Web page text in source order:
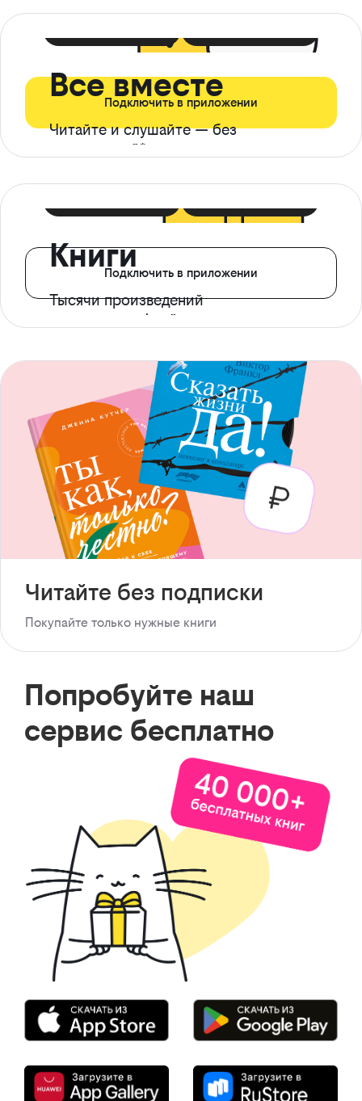
Все вместе
Читайте и слушайте — без
ограничений*
Подключить в приложении
Книги
Тысячи произведений
с доступом офлайн
Подключить в приложении
Читайте без подписки
Покупайте только нужные книги
Попробуйте наш
сервис бесплатно